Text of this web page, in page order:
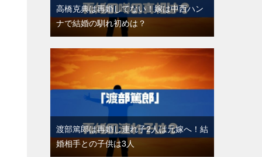
高橋克典は再婚してない！嫁は中西ハン
ナで結婚の馴れ初めは？
渡部篤郎は再婚し連れ子2人は元嫁へ！結
婚相手との子供は3人